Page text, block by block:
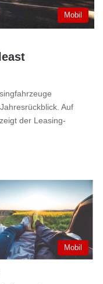
Mobil
Auf
der Leasing-
Mobil